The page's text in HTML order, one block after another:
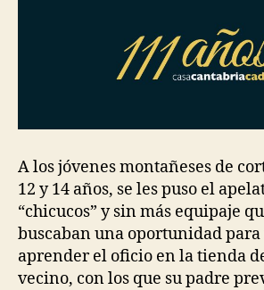
A los jóvenes montañeses de
12 y 14 años, se les puso el
“chicucos” y sin más equipaje
buscaban una oportunidad
aprender el oficio en la tienda
vecino, con los que su padre